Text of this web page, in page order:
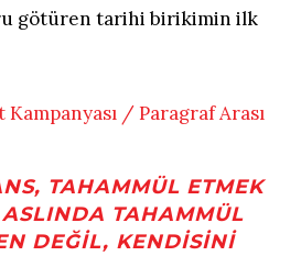
götüren tarihi birikimin ilk
TAHAMMÜL ETMEK
TAHAMMÜL
DEĞIL, KENDISINI